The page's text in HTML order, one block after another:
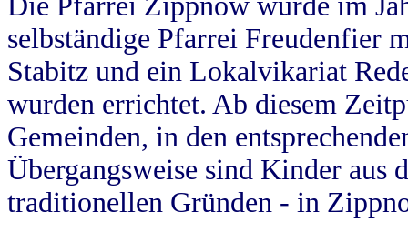
selbständige Pfarrei Freudenfier
Stabitz und ein Lokalvikariat
wurden errichtet. Ab diesem
Gemeinden, in den
Übergangsweise sind Kinder aus
traditionellen Gründen - in